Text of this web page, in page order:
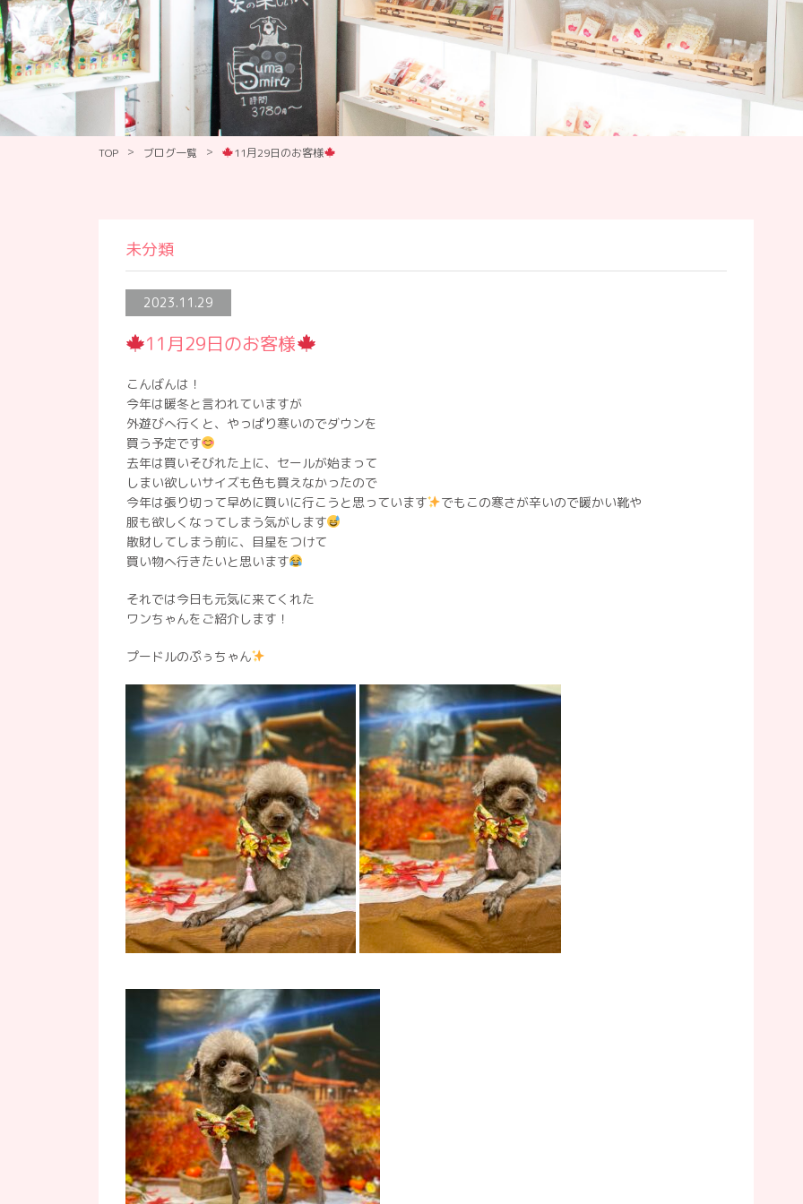
TOP > ブログ一覧 > 11月29日のお客様
未分類
2023.11.29
11月29日のお客様
こんばんは！
今年は暖冬と言われていますが
外遊びへ行くと、やっぱり寒いのでダウンを
買う予定です
去年は買いそびれた上に、セールが始まって
しまい欲しいサイズも色も買えなかったので
今年は張り切って早めに買いに行こうと思っています
でもこの寒さが辛いので暖かい靴や
服も欲しくなってしまう気がします
散財してしまう前に、目星をつけて
買い物へ行きたいと思います
それでは今日も元気に来てくれた
ワンちゃんをご紹介します！
プードルのぷぅちゃん